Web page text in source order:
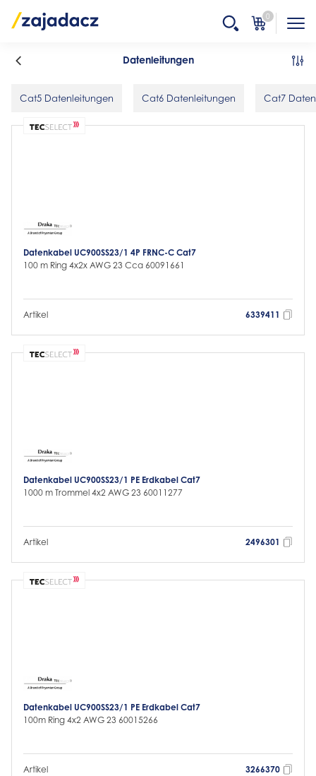
0
Datenleitungen
Cat5 Datenleitungen Cat6 Datenleitungen Cat7
Datenkabel UC900SS23/1 4P FRNC-C Cat7
100 m Ring 4x2x AWG 23 Cca 60091661
Artikel 6339411
Datenkabel UC900SS23/1 PE Erdkabel Cat7
1000 m Trommel 4x2 AWG 23 60011277
Artikel 2496301
Datenkabel UC900SS23/1 PE Erdkabel Cat7
100m Ring 4x2 AWG 23 60015266
Artikel 3266370